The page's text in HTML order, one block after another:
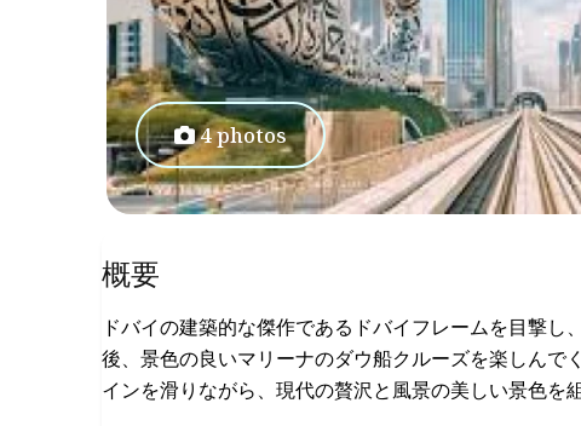
4 photos
概要
ドバイの建築的な傑作であるドバイフレームを目撃
後、景色の良いマリーナのダウ船クルーズを楽しんで
インを滑りながら、現代の贅沢と風景の美しい景色を